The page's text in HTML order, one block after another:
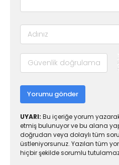
Yorumu gönder
UYARI: Bu içeriğe yorum
etmiş bulunuyor ve bu alana
doğrudan veya dolaylı tüm
üstleniyorsunuz. Yazılan tüm
hiçbir şekilde sorumlu